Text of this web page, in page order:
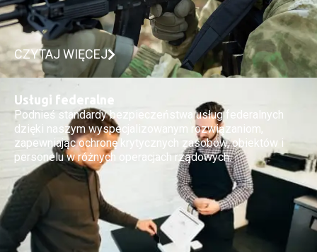
CZYTAJ WIĘCEJ
Usługi federalne
Podnieś standardy bezpieczeństwa usług federalnych
dzięki naszym wyspecjalizowanym rozwiązaniom,
zapewniając ochronę krytycznych zasobów, obiektów i
personelu w różnych operacjach rządowych.